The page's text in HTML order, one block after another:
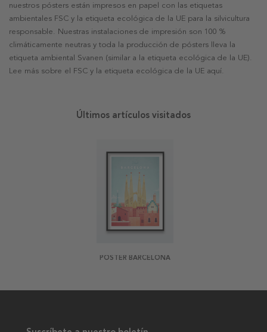
nuestros pósters están impresos en papel con las etiquetas
ambientales FSC y la etiqueta ecológica de la UE para la silvicultura
responsable. Nuestras instalaciones de impresión son 100 %
climáticamente neutras y toda la producción de pósters lleva la
etiqueta ambiental Svanen (similar a la etiqueta ecológica de la UE).
Lee más sobre el FSC y la etiqueta ecológica de la UE aquí.
Últimos artículos visitados
POSTER BARCELONA